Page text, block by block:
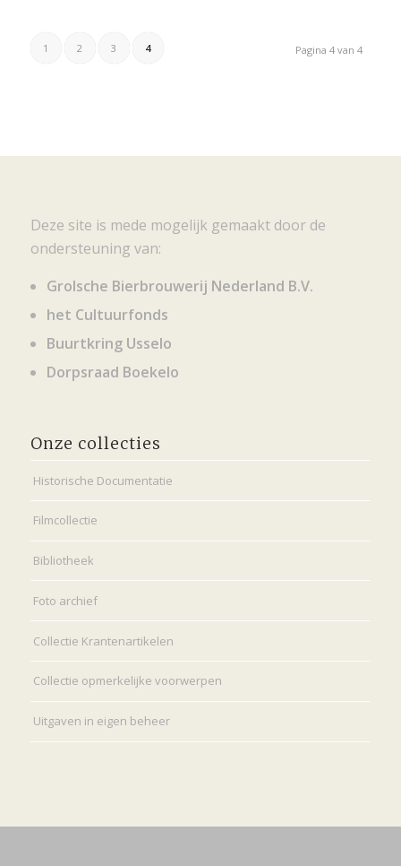
Pagina 4 van 4
1 2 3 4
Deze site is mede mogelijk gemaakt door de
ondersteuning van:
Grolsche Bierbrouwerij Nederland B.V.
het Cultuurfonds
Buurtkring Usselo
Dorpsraad Boekelo
Onze collecties
Historische Documentatie
Filmcollectie
Bibliotheek
Foto archief
Collectie Krantenartikelen
Collectie opmerkelijke voorwerpen
Uitgaven in eigen beheer